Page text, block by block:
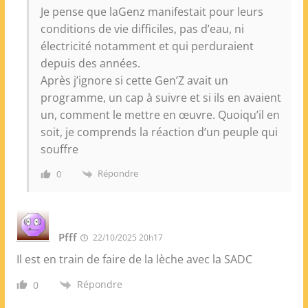
Je pense que laGenz manifestait pour leurs
conditions de vie difficiles, pas d’eau, ni
électricité notamment et qui perduraient
depuis des années.
Après j’ignore si cette Gen’Z avait un
programme, un cap à suivre et si ils en avaient
un, comment le mettre en œuvre. Quoiqu’il en
soit, je comprends la réaction d’un peuple qui
souffre
0 Répondre
Pfff 22/10/2025 20h17
Il est en train de faire de la lèche avec la SADC
0 Répondre